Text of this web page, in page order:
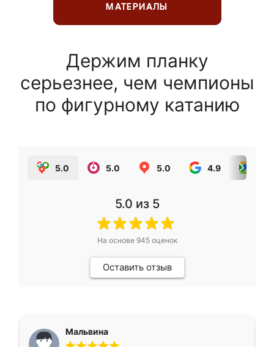
МАТЕРИАЛЫ
Держим планку
серьезнее, чем чемпионы
по фигурному катанию
5.0 5.0 5.0 4.9
5.0 из 5
На основе 945оценок
Оставить отзыв
Мальвина